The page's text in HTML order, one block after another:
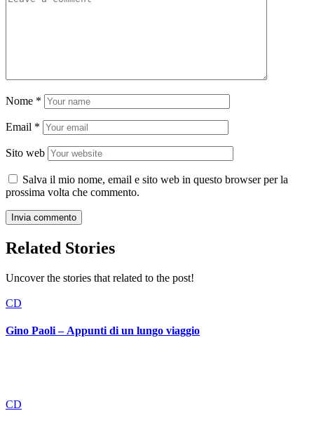
Nome *
Email *
Sito web
Salva il mio nome, email e sito web in questo browser per la
prossima volta che commento.
Related Stories
Uncover the stories that related to the post!
CD
Gino Paoli – Appunti di un lungo viaggio
CD